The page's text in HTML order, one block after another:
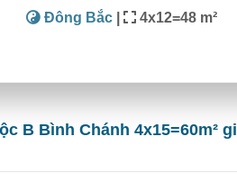
Đông Bắc| 4x12=48 m²
B Bình Chánh 4x15=60m²